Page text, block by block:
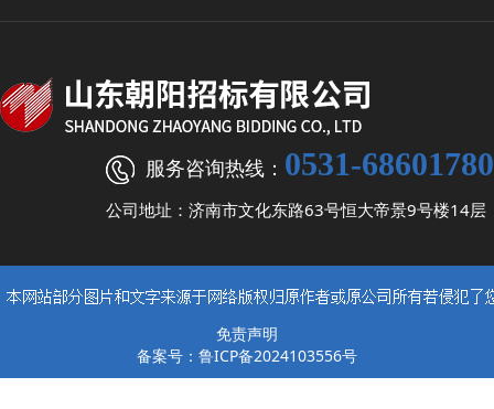
服务咨询热线： 0531-68601780
公司地址：济南市文化东路63号恒大帝景9号楼14层
免责声明
备案号：鲁ICP备2024103556号